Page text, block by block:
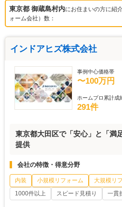
東京都 御蔵島村内にお住まいの方に紹
ォーム会社）数：
インドアヒズ株式会社
事例中心価格帯
〜100万円
ホームプロ累計成
291件
東京都大田区で「安心」と「満
提供
会社の特徴・得意分野
内装 小規模リフォーム 大規模リ
1000件以上
スピード見積り 一貫